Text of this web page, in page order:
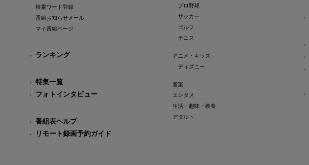
検索ワード登録
番組お知らせメール
マイ番組ページ
ランキング
特集一覧
フォトインタビュー
番組表ヘルプ
リモート録画予約ガイド
プロ野球
サッカー
ゴルフ
テニス
アニメ・キッズ
ディズニー
音楽
エンタメ
生活・趣味・教養
アダルト